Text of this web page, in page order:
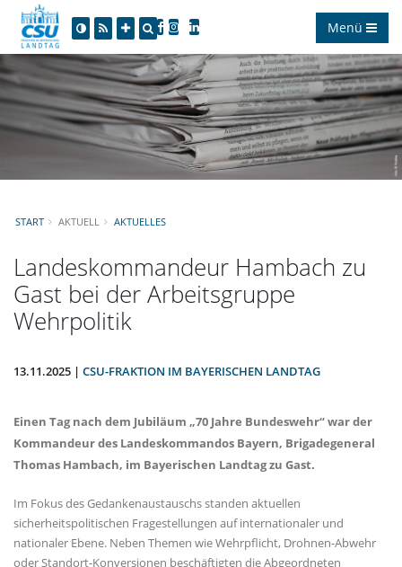
Menü
START AKTUELL AKTUELLES
Landeskommandeur Hambach zu
Gast bei der Arbeitsgruppe
Wehrpolitik
13.11.2025 | CSU-FRAKTION IM BAYERISCHEN LANDTAG
Einen Tag nach dem Jubiläum „70 Jahre Bundeswehr“ war der
Kommandeur des Landeskommandos Bayern, Brigadegeneral
Thomas Hambach, im Bayerischen Landtag zu Gast.
Im Fokus des Gedankenaustauschs standen aktuellen
sicherheitspolitischen Fragestellungen auf internationaler und
nationaler Ebene. Neben Themen wie Wehrpflicht, Drohnen-Abwehr
oder Standort-Konversionen beschäftigten die Abgeordneten